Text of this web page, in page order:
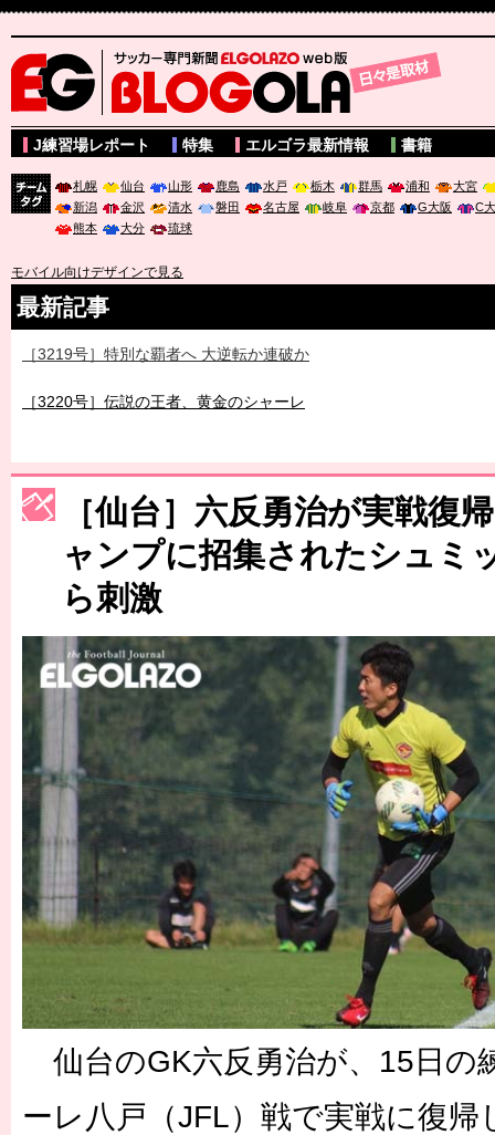
サッカー専門新聞ELGOLAZO web版 BLOGOLA
J練習場レポート 特集 エルゴラ最新情報 書籍
札幌 仙台 山形 鹿島 水戸 栃木 群馬 浦和
大宮
新潟
金沢 清水 磐田 名古屋 岐阜 京都 G大阪
C
熊本
大分 琉球
モバイル向けデザインで見る
最新記事
［3219号］特別な覇者へ 大逆転か連破か
［3220号］伝説の王者、黄金のシャーレ
［3230号］世界一への夢は終わらない
［3223号］一丸。日本出陣
［3222号］史上最大のW杯開幕 注目は「個」
長谷川 アーリアジャスールさんがシンポジウム「気候変動から命
［仙台］六反勇治が実戦復
ャンプに招集されたシュミ
ら刺激
仙台のGK六反勇治が、15日の
ーレ八戸（JFL）戦で実戦に復